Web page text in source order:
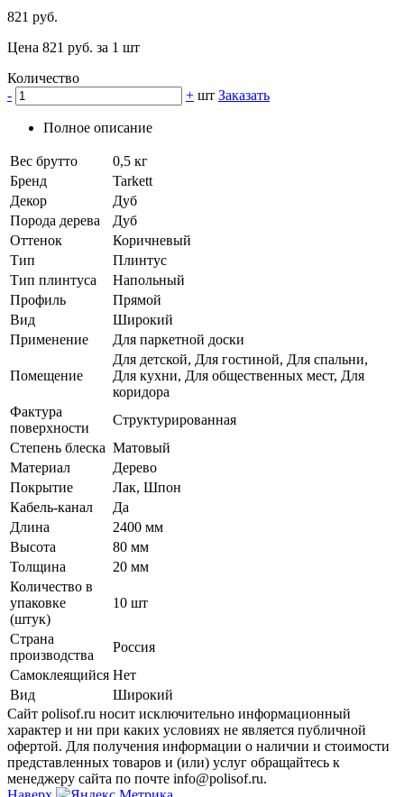
821 руб.
Цена 821 руб. за 1 шт
Количество
-
+ шт Заказать
Полное описание
Вес брутто
0,5 кг
Бренд
Tarkett
Декор
Дуб
Порода дерева
Дуб
Оттенок
Коричневый
Тип
Плинтус
Тип плинтуса
Напольный
Профиль
Прямой
Вид
Широкий
Применение
Для паркетной доски
Помещение
Для детской, Для гостиной, Для спальни,
Для кухни, Для общественных мест, Для
коридора
Фактура
поверхности
Структурированная
Степень блеска Матовый
Материал
Дерево
Покрытие
Лак, Шпон
Кабель-канал
Да
Длина
2400 мм
Высота
80 мм
Толщина
20 мм
Количество в
упаковке
(штук)
10 шт
Страна
производства
Россия
Самоклеящийся Нет
Вид
Широкий
Сайт polisof.ru носит исключительно информационный
характер и ни при каких условиях не является публичной
офертой. Для получения информации о наличии и стоимости
представленных товаров и (или) услуг обращайтесь к
менеджеру сайта по почте info@polisof.ru.